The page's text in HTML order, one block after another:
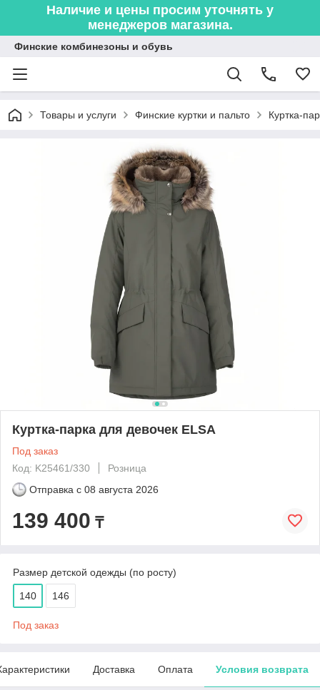
Наличие и цены просим уточнять у
менеджеров магазина.
Финские комбинезоны и обувь
Товары и услуги Финские куртки и пальто Куртка-
Куртка-парка для девочек ELSA
Под заказ
Код: K25461/330
Розница
Отправка с 08 августа 2026
139 400 ₸
Размер детской одежды (по росту)
140 146
Под заказ
Доставка Оплата Условия возврата